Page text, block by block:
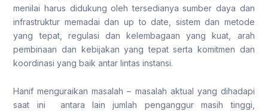
menilai harus didukung oleh tersedianya sumber daya dan
infrastruktur memadai dan up to date, sistem dan metode
yang tepat, regulasi dan kelembagaan yang kuat, arah
pembinaan dan kebijakan yang tepat serta komitmen dan
koordinasi yang baik antar lintas instansi.
Hanif menguraikan masalah – masalah aktual yang dihadapi
saat ini antara lain jumlah penganggur masih tinggi,